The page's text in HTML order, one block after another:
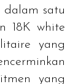
dalam satu
18K white
yang
yang